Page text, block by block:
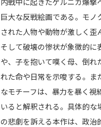
巨大な反戦絵画である。モ
された人物や動物が激しく歪
そして破壊の惨状が象徴的
や、子を抱いて嘆く母、倒れ
れた命や日常を示唆する。ま
なモチーフは、暴力を暴く
いると解釈される。具体的
の悲劇を訴える本作は、政